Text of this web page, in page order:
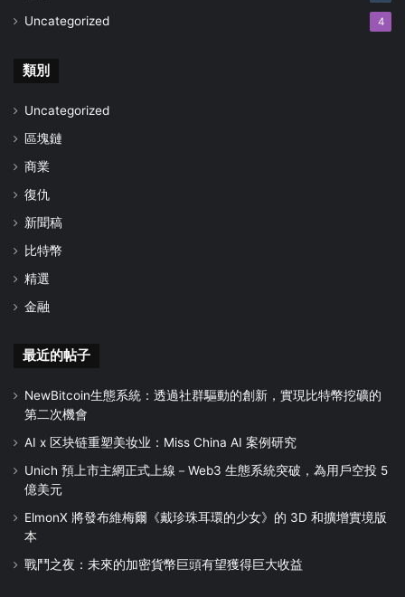
Uncategorized 4
類別
Uncategorized
區塊鏈
商業
復仇
新聞稿
比特幣
精選
金融
最近的帖子
NewBitcoin生態系統：透過社群驅動的創新，實現比特幣挖礦的
第二次機會
AI x 区块链重塑美妆业：Miss China AI 案例研究
Unich 預上市主網正式上線－Web3 生態系統突破，為用戶空投 5
億美元
ElmonX 將發布維梅爾《戴珍珠耳環的少女》的 3D 和擴增實境版
本
戰鬥之夜：未來的加密貨幣巨頭有望獲得巨大收益